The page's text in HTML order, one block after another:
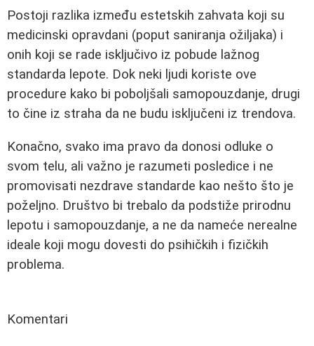
Postoji razlika između estetskih zahvata koji su
medicinski opravdani (poput saniranja ožiljaka) i
onih koji se rade isključivo iz pobude lažnog
standarda lepote. Dok neki ljudi koriste ove
procedure kako bi poboljšali samopouzdanje, drugi
to čine iz straha da ne budu isključeni iz trendova.
Konačno, svako ima pravo da donosi odluke o
svom telu, ali važno je razumeti posledice i ne
promovisati nezdrave standarde kao nešto što je
poželjno. Društvo bi trebalo da podstiže prirodnu
lepotu i samopouzdanje, a ne da nameće nerealne
ideale koji mogu dovesti do psihičkih i fizičkih
problema.
Komentari